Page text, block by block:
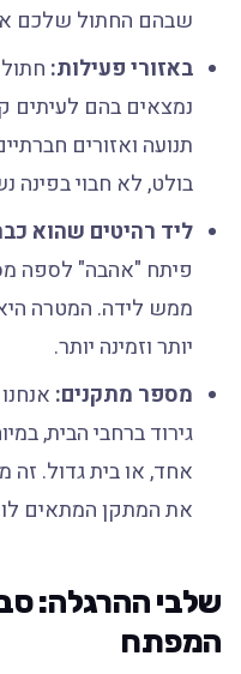
שבהם החתול שלכם
באזורי פעילות:
נמצאים בהם לעיתים
תנועה ואזורים
בולט, לא חבוי בפינה
ליד רהיטים שהוא
פיתח "אהבה" לספה
ממש לידה. המטרה
יותר וזמינה יותר.
מספר מתקנים:אנחנו
גירוד ברחבי הבית,
אחד, או בית גדול. זה
את המתקן המתאים לו
שלבי ההרגלה:
המפתח